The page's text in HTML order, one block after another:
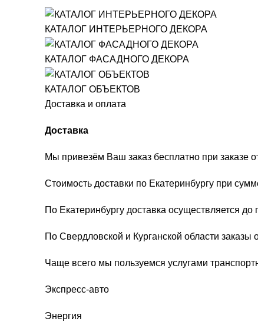
КАТАЛОГ ИНТЕРЬЕРНОГО ДЕКОРА
КАТАЛОГ ФАСАДНОГО ДЕКОРА
КАТАЛОГ ОБЪЕКТОВ
Доставка и оплата
Доставка
Мы привезём Ваш заказ бесплатно при заказе
Стоимость доставки по Екатеринбургу при
По Екатеринбургу доставка осуществляется до
По Свердловской и Курганской области
Чаще всего мы пользуемся услугами
Экспресс-авто
Энергия